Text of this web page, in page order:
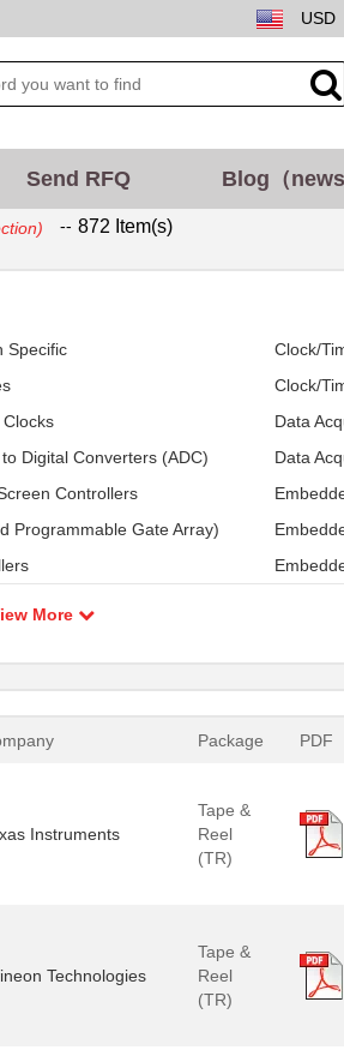
USD
Send RFQ Blog（news
-- 872 Item(s)
Specific
Clock/
Clock/
Data
Digital Converters (ADC)
Data
Controllers
Programmable Gate Array)
More
Package PDF
Instruments
Tape &
Reel
(TR)
Technologies
Tape &
Reel
(TR)